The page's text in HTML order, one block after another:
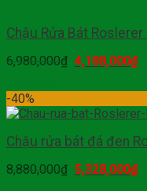
Chậu Rửa Bát
6,980,000₫ 4,188,000₫
-40%
Chậu rửa bát đá đen
8,880,000₫ 5,328,000₫